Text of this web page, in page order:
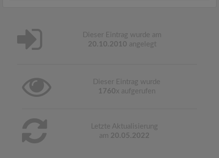
Dieser Eintrag wurde am
20.10.2010 angelegt
Dieser Eintrag wurde
1760x aufgerufen
Letzte Aktualisierung
am 20.05.2022